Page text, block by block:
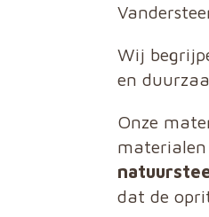
Wij
en
Onze
dat de